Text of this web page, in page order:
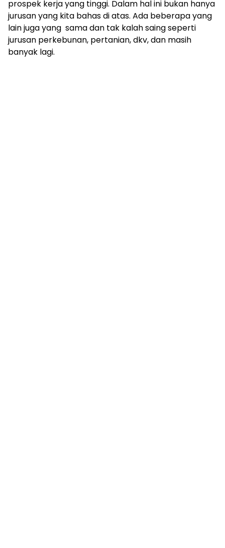
prospek kerja yang tinggi. Dalam hal ini bukan hanya
jurusan yang kita bahas di atas. Ada beberapa yang
lain juga yang sama dan tak kalah saing seperti
jurusan perkebunan, pertanian, dkv, dan masih
banyak lagi.